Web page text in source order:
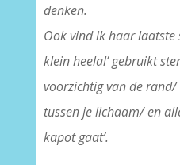
denken.
Ook vind ik haar laatste
klein heelal’ gebruikt
voorzichtig van de
tussen je lichaam/ en
kapot gaat’.